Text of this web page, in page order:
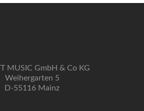
MUSIC GmbH & Co KG
Weihergarten 5
D-55116 Mainz